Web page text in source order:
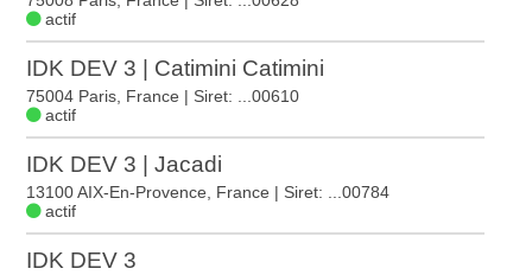
actif
IDK DEV 3 | Catimini Catimini
75004 Paris, France | Siret: ...00610
actif
IDK DEV 3 | Jacadi
13100 AIX-En-Provence, France | Siret: ...00784
actif
IDK DEV 3